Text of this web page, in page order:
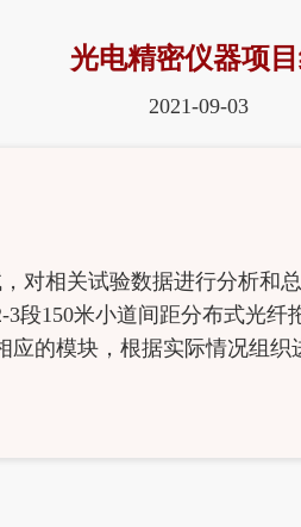
光电精密仪器项目
2021-09-03
对相关试验数据进行分析和
段150米小道间距分布式光
的模块，根据实际情况组